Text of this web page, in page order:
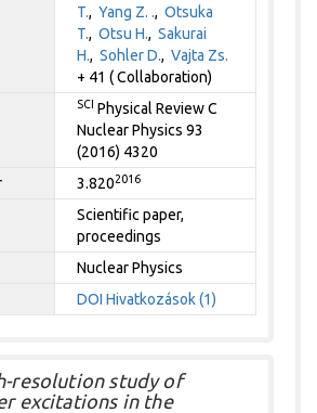
T.,Yang Z. .,Otsuka
T.,Otsu H.,Sakurai
H.,Sohler D.,Vajta Zs.
+ 41 ( Collaboration)
SCI Physical Review C
Nuclear Physics 93
(2016) 4320
3.8202016
Scientific paper,
proceedings
Nuclear Physics
DOI Hivatkozások (1)
resolution study of
excitations in the